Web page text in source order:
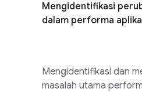
Mengidentifikasi
dalam performa
Mengidentifikasi dan
masalah utama